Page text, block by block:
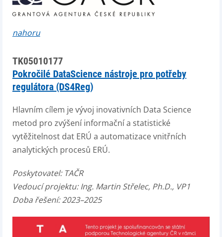
nahoru
TK05010177
Pokročilé DataScience nástroje pro potřeby
regulátora (DS4Reg)
Hlavním cílem je vývoj inovativních Data Science
metod pro zvýšení informační a statistické
vytěžitelnost dat ERÚ a automatizace vnitřních
analytických procesů ERÚ.
Poskytovatel: TAČR
Vedoucí projektu:Ing. Martin Střelec, Ph.D., VP1
Doba řešení: 2023–2025